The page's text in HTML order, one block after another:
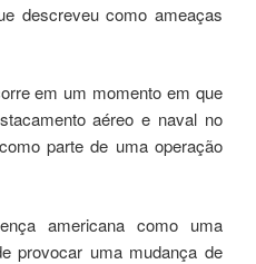
descreveu como ameaças
em um momento em que
aéreo e naval no
parte de uma operação
americana como uma
provocar uma mudança de